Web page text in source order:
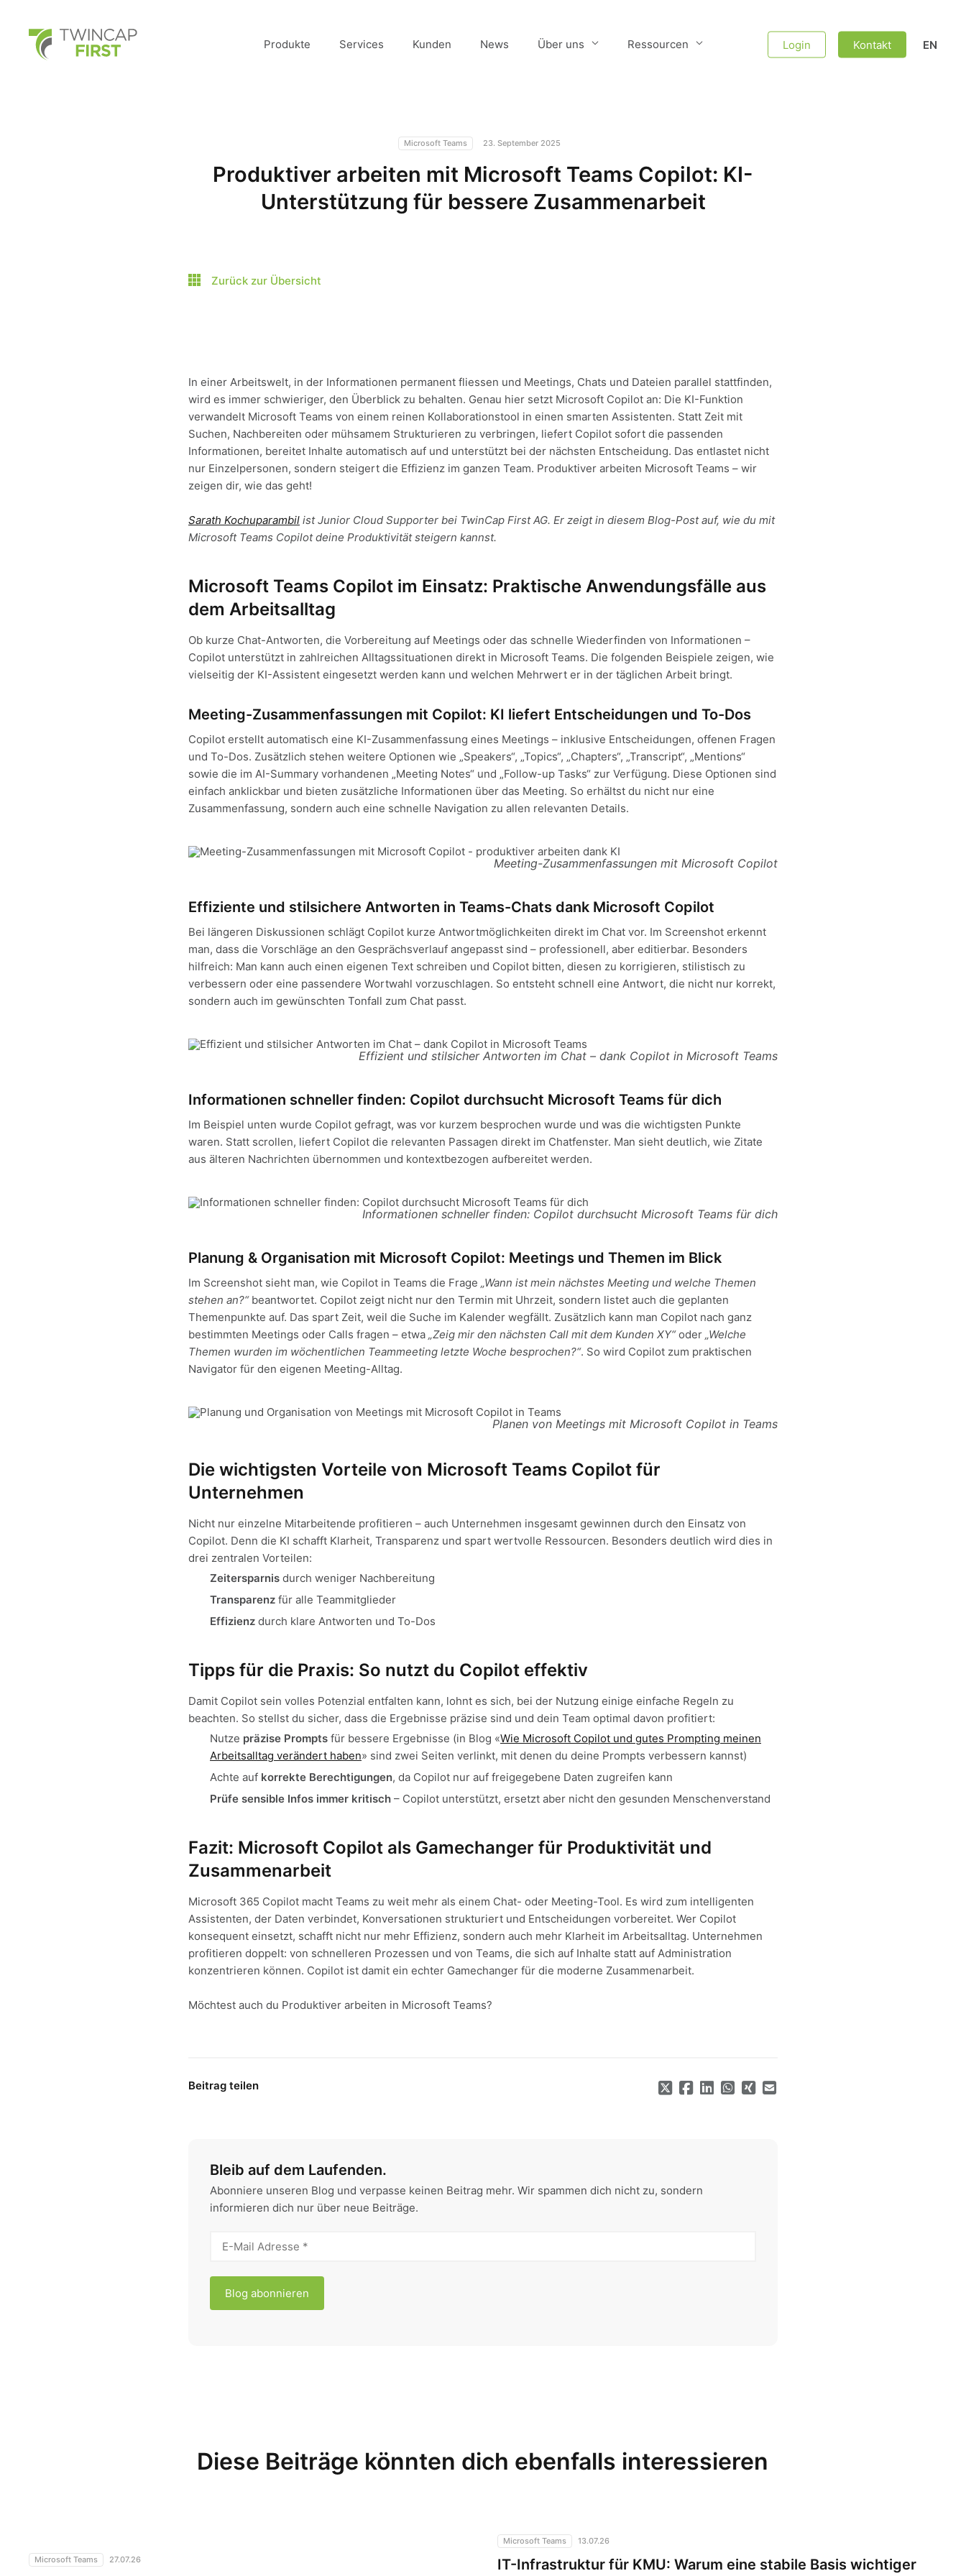
contentTwinCap First
Produkte Services Kunden News Über uns Ressourcen Login Kontakt EN
Microsoft Teams 23. September 2025
Produktiver arbeiten mit Microsoft Teams Copilot: KI-
Unterstützung für bessere Zusammenarbeit
Zurück zur Übersicht
In einer Arbeitswelt, in der Informationen permanent fliessen und Meetings, Chats und Dateien parallel stattfinden,
wird es immer schwieriger, den Überblick zu behalten. Genau hier setzt Microsoft Copilot an: Die KI-Funktion
verwandelt Microsoft Teams von einem reinen Kollaborationstool in einen smarten Assistenten. Statt Zeit mit
Suchen, Nachbereiten oder mühsamem Strukturieren zu verbringen, liefert Copilot sofort die passenden
Informationen, bereitet Inhalte automatisch auf und unterstützt bei der nächsten Entscheidung. Das entlastet nicht
nur Einzelpersonen, sondern steigert die Effizienz im ganzen Team. Produktiver arbeiten Microsoft Teams – wir
zeigen dir, wie das geht!
Sarath Kochuparambil ist Junior Cloud Supporter bei TwinCap First AG. Er zeigt in diesem Blog-Post auf, wie du mit
Microsoft Teams Copilot deine Produktivität steigern kannst.
Microsoft Teams Copilot im Einsatz: Praktische Anwendungsfälle aus
dem Arbeitsalltag
Ob kurze Chat-Antworten, die Vorbereitung auf Meetings oder das schnelle Wiederfinden von Informationen –
Copilot unterstützt in zahlreichen Alltagssituationen direkt in Microsoft Teams. Die folgenden Beispiele zeigen, wie
vielseitig der KI-Assistent eingesetzt werden kann und welchen Mehrwert er in der täglichen Arbeit bringt.
Meeting-Zusammenfassungen mit Copilot: KI liefert Entscheidungen und To-Dos
Copilot erstellt automatisch eine KI-Zusammenfassung eines Meetings – inklusive Entscheidungen, offenen Fragen
und To-Dos. Zusätzlich stehen weitere Optionen wie „Speakers“, „Topics“, „Chapters“, „Transcript“, „Mentions“
sowie die im AI-Summary vorhandenen „Meeting Notes“ und „Follow-up Tasks“ zur Verfügung. Diese Optionen sind
einfach anklickbar und bieten zusätzliche Informationen über das Meeting. So erhältst du nicht nur eine
Zusammenfassung, sondern auch eine schnelle Navigation zu allen relevanten Details.
Meeting-Zusammenfassungen mit Microsoft Copilot
Effiziente und stilsichere Antworten in Teams-Chats dank Microsoft Copilot
Bei längeren Diskussionen schlägt Copilot kurze Antwortmöglichkeiten direkt im Chat vor. Im Screenshot erkennt
man, dass die Vorschläge an den Gesprächsverlauf angepasst sind – professionell, aber editierbar. Besonders
hilfreich: Man kann auch einen eigenen Text schreiben und Copilot bitten, diesen zu korrigieren, stilistisch zu
verbessern oder eine passendere Wortwahl vorzuschlagen. So entsteht schnell eine Antwort, die nicht nur korrekt,
sondern auch im gewünschten Tonfall zum Chat passt.
Effizient und stilsicher Antworten im Chat – dank Copilot in Microsoft Teams
Informationen schneller finden: Copilot durchsucht Microsoft Teams für dich
Im Beispiel unten wurde Copilot gefragt, was vor kurzem besprochen wurde und was die wichtigsten Punkte
waren. Statt scrollen, liefert Copilot die relevanten Passagen direkt im Chatfenster. Man sieht deutlich, wie Zitate
aus älteren Nachrichten übernommen und kontextbezogen aufbereitet werden.
Informationen schneller finden: Copilot durchsucht Microsoft Teams für dich
Planung & Organisation mit Microsoft Copilot: Meetings und Themen im Blick
Im Screenshot sieht man, wie Copilot in Teams die Frage „Wann ist mein nächstes Meeting und welche Themen
stehen an?“beantwortet. Copilot zeigt nicht nur den Termin mit Uhrzeit, sondern listet auch die geplanten
Themenpunkte auf. Das spart Zeit, weil die Suche im Kalender wegfällt. Zusätzlich kann man Copilot nach ganz
bestimmten Meetings oder Calls fragen – etwa „Zeig mir den nächsten Call mit dem Kunden XY“oder „Welche
Themen wurden im wöchentlichen Teammeeting letzte Woche besprochen?“. So wird Copilot zum praktischen
Navigator für den eigenen Meeting-Alltag.
Planen von Meetings mit Microsoft Copilot in Teams
Die wichtigsten Vorteile von Microsoft Teams Copilot für
Unternehmen
Nicht nur einzelne Mitarbeitende profitieren – auch Unternehmen insgesamt gewinnen durch den Einsatz von
Copilot. Denn die KI schafft Klarheit, Transparenz und spart wertvolle Ressourcen. Besonders deutlich wird dies in
drei zentralen Vorteilen:
Zeitersparnis durch weniger Nachbereitung
Transparenz für alle Teammitglieder
Effizienz durch klare Antworten und To-Dos
Tipps für die Praxis: So nutzt du Copilot effektiv
Damit Copilot sein volles Potenzial entfalten kann, lohnt es sich, bei der Nutzung einige einfache Regeln zu
beachten. So stellst du sicher, dass die Ergebnisse präzise sind und dein Team optimal davon profitiert:
Nutze präzise Prompts für bessere Ergebnisse (in Blog «Wie Microsoft Copilot und gutes Prompting meinen
Arbeitsalltag verändert haben» sind zwei Seiten verlinkt, mit denen du deine Prompts verbessern kannst)
Achte auf korrekte Berechtigungen, da Copilot nur auf freigegebene Daten zugreifen kann
Prüfe sensible Infos immer kritisch – Copilot unterstützt, ersetzt aber nicht den gesunden Menschenverstand
Fazit: Microsoft Copilot als Gamechanger für Produktivität und
Zusammenarbeit
Microsoft 365 Copilot macht Teams zu weit mehr als einem Chat- oder Meeting-Tool. Es wird zum intelligenten
Assistenten, der Daten verbindet, Konversationen strukturiert und Entscheidungen vorbereitet. Wer Copilot
konsequent einsetzt, schafft nicht nur mehr Effizienz, sondern auch mehr Klarheit im Arbeitsalltag. Unternehmen
profitieren doppelt: von schnelleren Prozessen und von Teams, die sich auf Inhalte statt auf Administration
konzentrieren können. Copilot ist damit ein echter Gamechanger für die moderne Zusammenarbeit.
Möchtest auch du Produktiver arbeiten in Microsoft Teams?
Beitrag teilen
Bleib auf dem Laufenden.
Abonniere unseren Blog und verpasse keinen Beitrag mehr. Wir spammen dich nicht zu, sondern
informieren dich nur über neue Beiträge.
Diese Beiträge könnten dich ebenfalls interessieren
Microsoft Teams 27.07.26
Microsoft Teams 13.07.26
IT-Infrastruktur für KMU: Warum eine stabile Basis wichtiger